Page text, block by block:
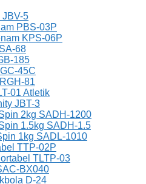
JBV-5
PBS-03P
KPS-06P
68
185
45C
81
01 Atletik
JBT-3
2kg SADH-1200
1.5kg SADH-1.5
1kg SADL-1010
TTP-02P
TLTP-03
BX040
D-24